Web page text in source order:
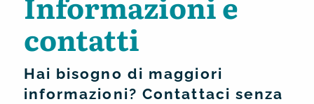
Bio Group Medical System
contatti
Hai bisogno di maggiori
informazioni? Contattaci senza